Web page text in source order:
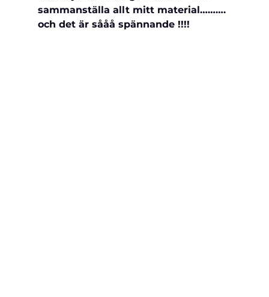
sammanställa allt mitt material……….
och det är sååå spännande !!!!